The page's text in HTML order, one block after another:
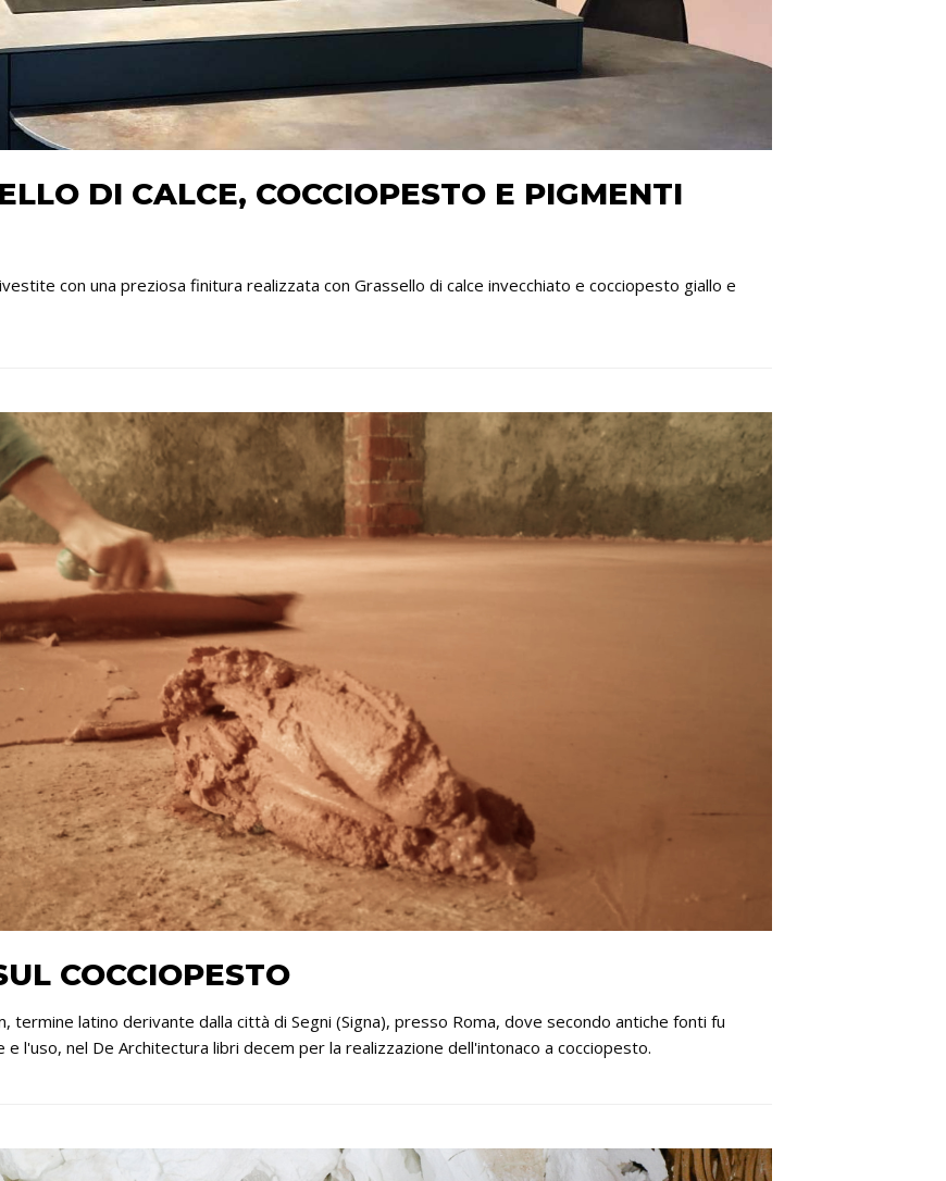
DI CALCE, COCCIOPESTO E PIGMENTI
con una preziosa finitura realizzata con Grassello di calce invecchiato e cocciopesto giallo e
COCCIOPESTO
termine latino derivante dalla città di Segni (Signa), presso Roma, dove secondo antiche fonti fu
l'uso, nel De Architectura libri decem per la realizzazione dell'intonaco a cocciopesto.